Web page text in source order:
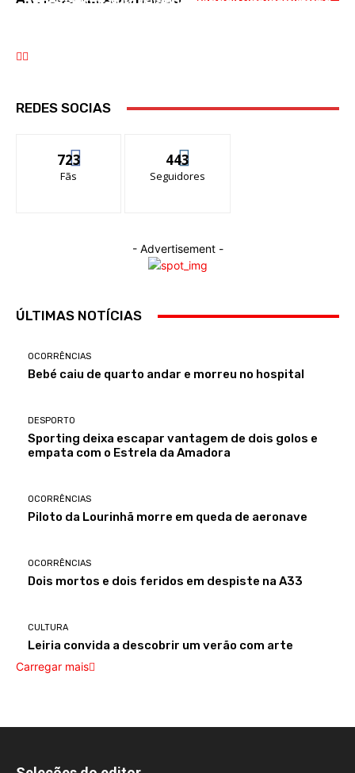
Piloto da Lourinhã morre em queda de
REDES SOCIAS
723
Fãs
443
Seguidores
- Advertisement -
ÚLTIMAS NOTÍCIAS
OCORRÊNCIAS
Bebé caiu de quarto andar e morreu no hospital
DESPORTO
Sporting deixa escapar vantagem de dois golos e
empata com o Estrela da Amadora
OCORRÊNCIAS
Piloto da Lourinhã morre em queda de aeronave
OCORRÊNCIAS
Dois mortos e dois feridos em despiste na A33
CULTURA
Leiria convida a descobrir um verão com arte
Carregar mais